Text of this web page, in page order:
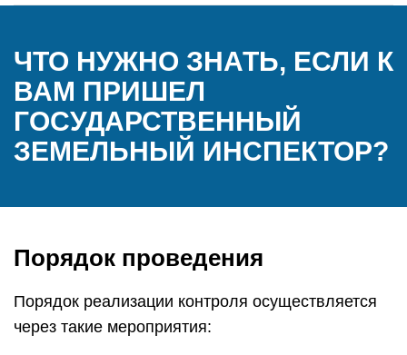
ЧТО НУЖНО ЗНАТЬ, ЕСЛИ К
ВАМ ПРИШЕЛ
ГОСУДАРСТВЕННЫЙ
ЗЕМЕЛЬНЫЙ ИНСПЕКТОР?
Порядок проведения
Порядок реализации контроля осуществляется
через такие мероприятия: